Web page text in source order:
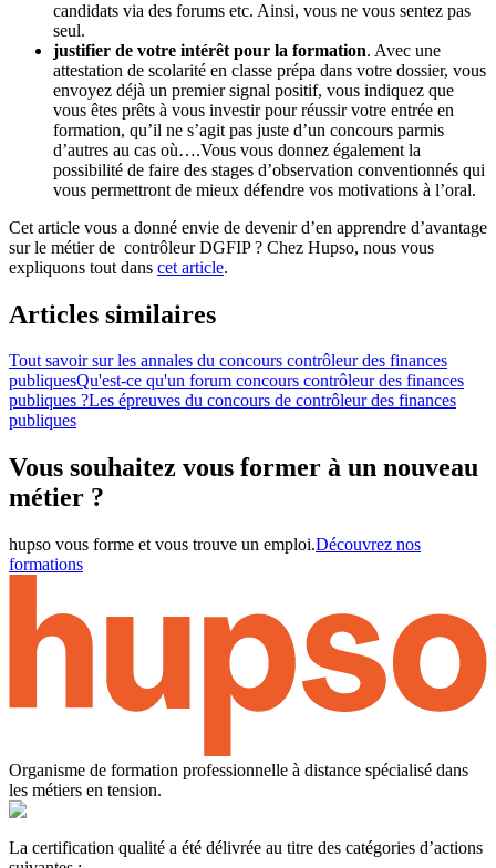
candidats via des forums etc. Ainsi, vous ne vous sentez pas
seul.
justifier de votre intérêt pour la formation. Avec une
attestation de scolarité en classe prépa dans votre dossier, vous
envoyez déjà un premier signal positif, vous indiquez que
vous êtes prêts à vous investir pour réussir votre entrée en
formation, qu’il ne s’agit pas juste d’un concours parmis
d’autres au cas où….Vous vous donnez également la
possibilité de faire des stages d’observation conventionnés qui
vous permettront de mieux défendre vos motivations à l’oral.
Cet article vous a donné envie de devenir d’en apprendre d’avantage
sur le métier de contrôleur DGFIP ? Chez Hupso, nous vous
expliquons tout dans cet article.
Articles similaires
Tout savoir sur les annales du concours contrôleur des finances
publiquesQu'est-ce qu'un forum concours contrôleur des finances
publiques ?Les épreuves du concours de contrôleur des finances
publiques
Vous souhaitez vous former à un nouveau
métier ?
hupso vous forme et vous trouve un emploi.Découvrez nos
formations
Organisme de formation professionnelle à distance spécialisé dans
les métiers en tension.
La certification qualité a été délivrée au titre des catégories d’actions